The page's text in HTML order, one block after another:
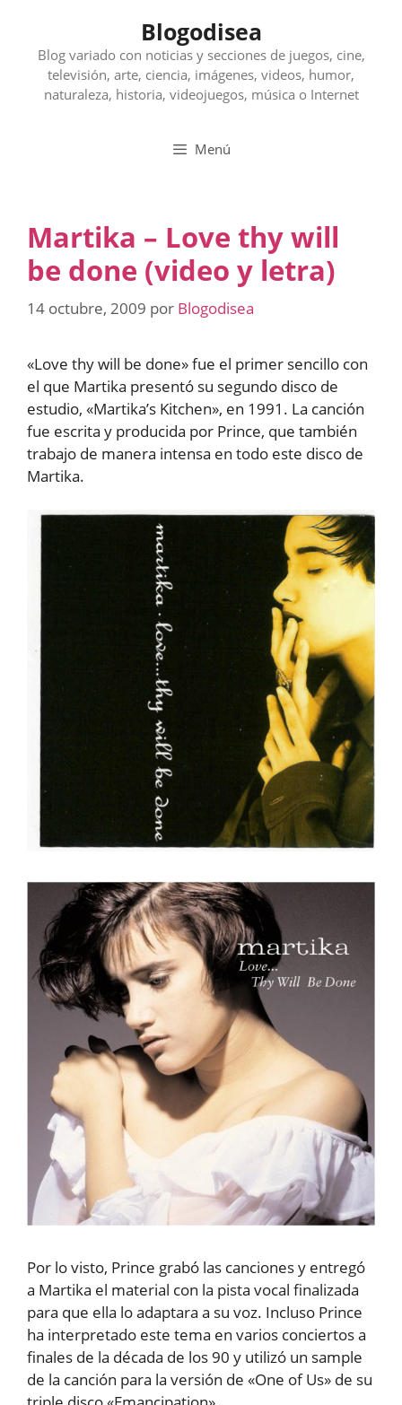
contenido
Blogodisea
Blog variado con noticias y secciones de juegos, cine,
televisión, arte, ciencia, imágenes, videos, humor,
naturaleza, historia, videojuegos, música o Internet
Menú
Martika – Love thy will
be done (video y letra)
14 octubre, 2009 por Blogodisea
«Love thy will be done» fue el primer sencillo con
el que Martika presentó su segundo disco de
estudio, «Martika’s Kitchen», en 1991. La canción
fue escrita y producida por Prince, que también
trabajo de manera intensa en todo este disco de
Martika.
Por lo visto, Prince grabó las canciones y entregó
a Martika el material con la pista vocal finalizada
para que ella lo adaptara a su voz. Incluso Prince
ha interpretado este tema en varios conciertos a
finales de la década de los 90 y utilizó un sample
de la canción para la versión de «One of Us» de su